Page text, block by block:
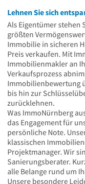
Lehnen Sie sich
Als Eigentümer stehen
größten
Immobilie in sicheren
Preis verkaufen. Mit
Immobilienmakler an
Verkaufsprozess
Immobilienbewertung
bis hin zur
zurücklehnen.
Was ImmoNürnberg
das Engagement für
persönliche Note.
klassischen
Projektmanager. Wir
Sanierungsberater.
alle Belange rund um
Unsere besondere